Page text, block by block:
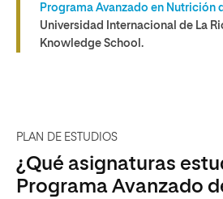
Programa Avanzado en Nutrición
Universidad Internacional de La
Knowledge School.
PLAN DE ESTUDIOS
¿Qué asignaturas
Programa Avanzado